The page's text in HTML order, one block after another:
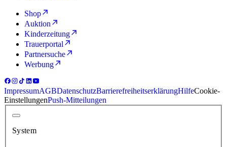
Shop
Auktion
Kinderzeitung
Trauerportal
Partnersuche
Werbung
ImpressumAGBDatenschutzBarrierefreiheitserklärungHilfeCookie-
EinstellungenPush-Mitteilungen
System